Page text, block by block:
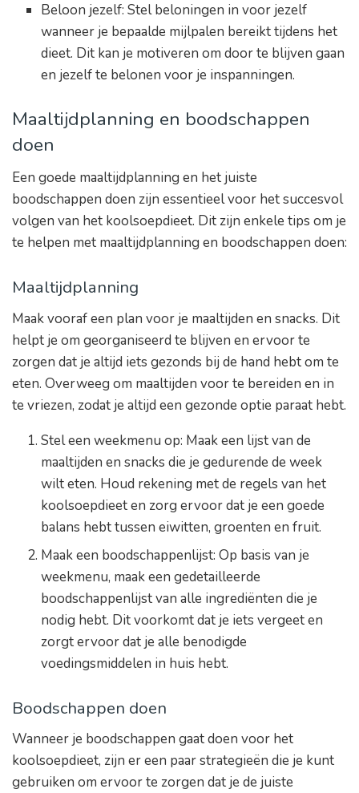
Beloon jezelf: Stel beloningen in voor jezelf
wanneer je bepaalde mijlpalen bereikt tijdens het
dieet. Dit kan je motiveren om door te blijven gaan
en jezelf te belonen voor je inspanningen.
Maaltijdplanning en boodschappen
doen
Een goede maaltijdplanning en het juiste
boodschappen doen zijn essentieel voor het succesvol
volgen van het koolsoepdieet. Dit zijn enkele tips om je
te helpen met maaltijdplanning en boodschappen doen:
Maaltijdplanning
Maak vooraf een plan voor je maaltijden en snacks. Dit
helpt je om georganiseerd te blijven en ervoor te
zorgen dat je altijd iets gezonds bij de hand hebt om te
eten. Overweeg om maaltijden voor te bereiden en in
te vriezen, zodat je altijd een gezonde optie paraat hebt.
Stel een weekmenu op: Maak een lijst van de
maaltijden en snacks die je gedurende de week
wilt eten. Houd rekening met de regels van het
koolsoepdieet en zorg ervoor dat je een goede
balans hebt tussen eiwitten, groenten en fruit.
Maak een boodschappenlijst: Op basis van je
weekmenu, maak een gedetailleerde
boodschappenlijst van alle ingrediënten die je
nodig hebt. Dit voorkomt dat je iets vergeet en
zorgt ervoor dat je alle benodigde
voedingsmiddelen in huis hebt.
Boodschappen doen
Wanneer je boodschappen gaat doen voor het
koolsoepdieet, zijn er een paar strategieën die je kunt
gebruiken om ervoor te zorgen dat je de juiste